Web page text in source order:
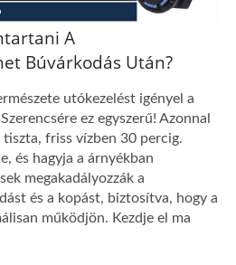
A
Búvárkodás Után?
utókezelést igényel a
ez egyszerű! Azonnal
friss vízben 30 percig.
és hagyja a árnyékban
megakadályozzák a
és a kopást, biztosítva, hogy a
működjön. Kezdje el ma